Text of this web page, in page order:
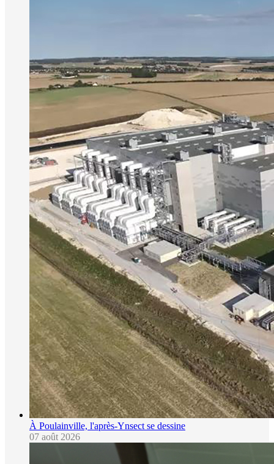
À Poulainville, l'après-Ynsect se dessine
07 août 2026